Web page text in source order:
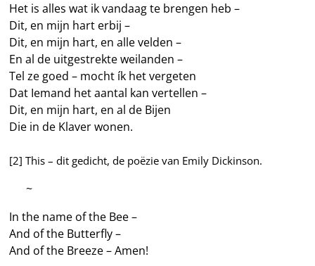
Het is alles wat ik vandaag te brengen heb –
Dit, en mijn hart erbij –
Dit, en mijn hart, en alle velden –
En al de uitgestrekte weilanden –
Tel ze goed – mocht ík het vergeten
Dat Iemand het aantal kan vertellen –
Dit, en mijn hart, en al de Bijen
Die in de Klaver wonen.
[2] This – dit gedicht, de poëzie van Emily Dickinson.
—–~
In the name of the Bee –
And of the Butterfly –
And of the Breeze – Amen!